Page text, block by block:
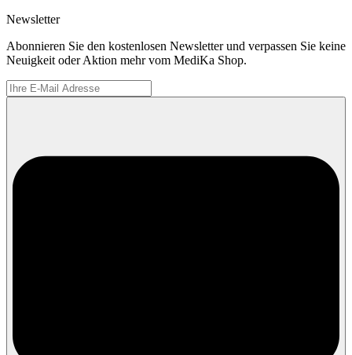
Newsletter
Abonnieren Sie den kostenlosen Newsletter und verpassen Sie keine
Neuigkeit oder Aktion mehr vom MediKa Shop.